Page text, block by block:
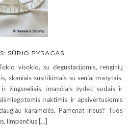
SŪRIO PYRAGAS
visokio, su degustacijomis, renginių
skaniais susitikimais su seniai matytais,
žingsneliais, imančiais žydėti sodais ir
naktimis ir apsivertusiomis
karamelės. Pamenat irisus? Tuos
limpančius […]